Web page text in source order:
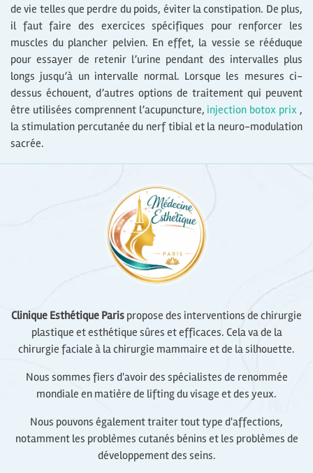
de vie telles que perdre du poids, éviter la constipation. De plus,
il faut faire des exercices spécifiques pour renforcer les
muscles du plancher pelvien. En effet, la vessie se rééduque
pour essayer de retenir l’urine pendant des intervalles plus
longs jusqu’à un intervalle normal. Lorsque les mesures ci-
dessus échouent, d’autres options de traitement qui peuvent
être utilisées comprennent l’acupuncture,injection botox prix ,
la stimulation percutanée du nerf tibial et la neuro-modulation
sacrée.
Clinique Esthétique Paris propose des interventions de chirurgie
plastique et esthétique sûres et efficaces. Cela va de la
chirurgie faciale à la chirurgie mammaire et de la silhouette.
Nous sommes fiers d'avoir des spécialistes de renommée
mondiale en matière de lifting du visage et des yeux.
Nous pouvons également traiter tout type d'affections,
notamment les problèmes cutanés bénins et les problèmes de
développement des seins.